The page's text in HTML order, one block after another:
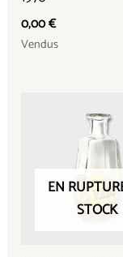
0,00€
Vendus
EN
STOCK